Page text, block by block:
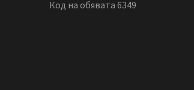
Код на обявата 6349